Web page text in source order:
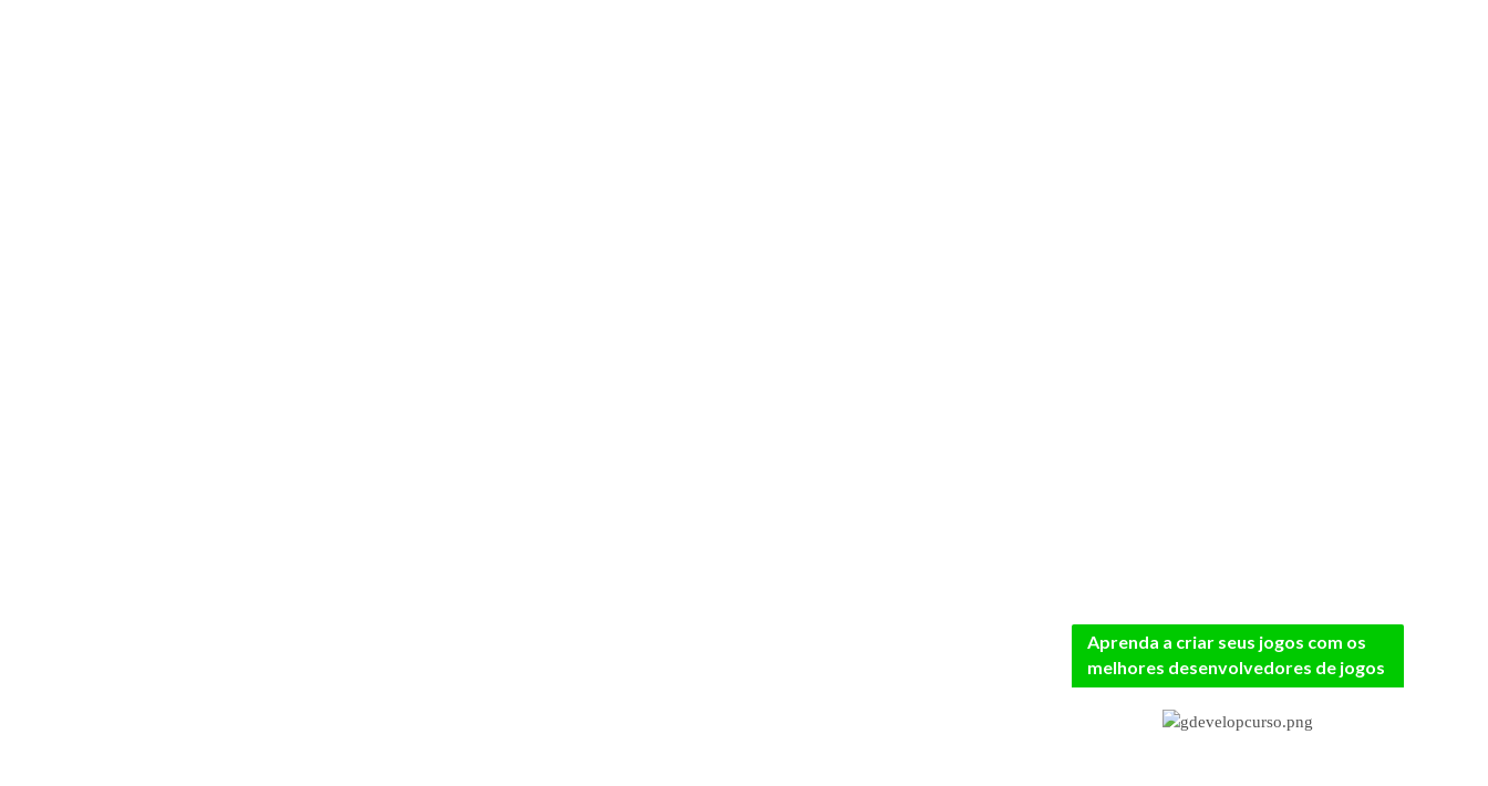
Aprenda a criar seus jogos com os
melhores desenvolvedores de jogos